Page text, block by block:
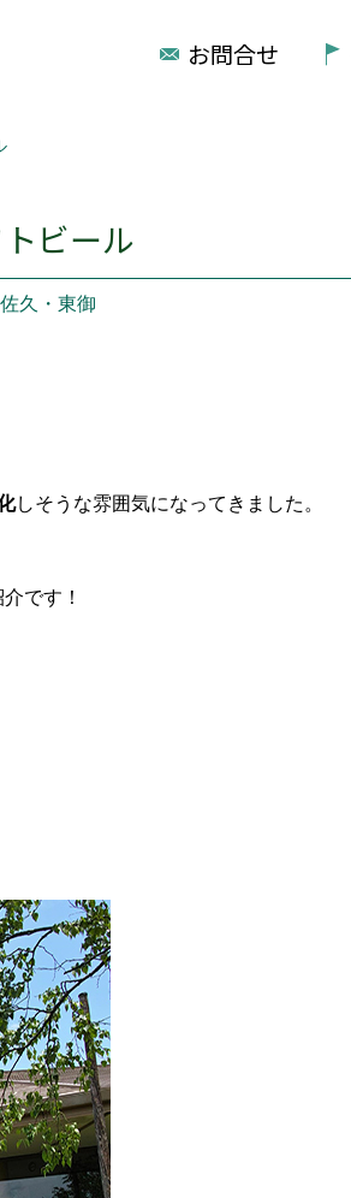
お問合せ
ビール
佐久・東御
しそうな雰囲気になってきました。
です！